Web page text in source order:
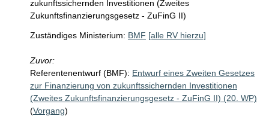
zukunftssichernden Investitionen (Zweites
Zukunftsfinanzierungsgesetz - ZuFinG II)
Zuständiges Ministerium: BMF [alle RV hierzu]
Zuvor:
Referentenentwurf (BMF): Entwurf eines Zweiten Gesetzes
zur Finanzierung von zukunftssichernden Investitionen
(Zweites Zukunftsfinanzierungsgesetz - ZuFinG II) (20. WP)
(Vorgang)